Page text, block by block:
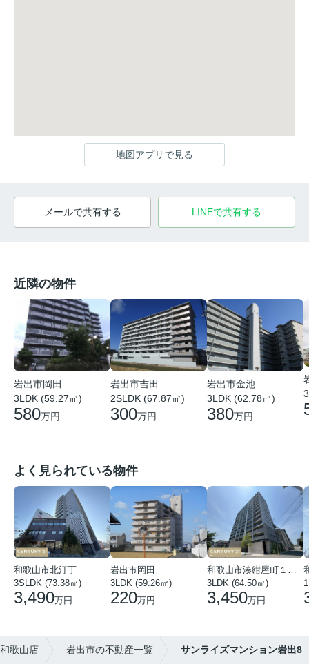
地図アプリで見る
メールで共有する LINEで共有する
近隣の物件
岩出市岡田
3LDK (59.27㎡)
580万円
岩出市吉田
2SLDK (67.87㎡)
300万円
岩出市金池
3LDK (62.78㎡)
380万円
よく見られている物件
和歌山市北汀丁
3SLDK (73.38㎡)
3,490万円
岩出市岡田
3LDK (59.26㎡)
220万円
和歌山市湊紺屋町１丁目
3LDK (64.50㎡)
3,450万円
歌山店 岩出市の不動産一覧 サンライズマンション岩出8